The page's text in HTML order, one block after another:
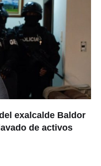
exalcalde Baldor
de activos